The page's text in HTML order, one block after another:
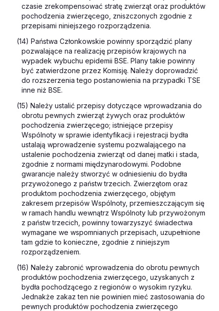
czasie zrekompensować stratę zwierząt oraz produktów
pochodzenia zwierzęcego, zniszczonych zgodnie z
przepisami niniejszego rozporządzenia.
(14) Państwa Członkowskie powinny sporządzić plany
pozwalające na realizację przepisów krajowych na
wypadek wybuchu epidemii BSE. Plany takie powinny
być zatwierdzone przez Komisję. Należy doprowadzić
do rozszerzenia tego postanowienia na przypadki TSE
inne niż BSE.
(15) Należy ustalić przepisy dotyczące wprowadzania do
obrotu pewnych zwierząt żywych oraz produktów
pochodzenia zwierzęcego; istniejące przepisy
Wspólnoty w sprawie identyfikacji i rejestracji bydła
ustalają wprowadzenie systemu pozwalającego na
ustalenie pochodzenia zwierząt od danej matki i stada,
zgodnie z normami międzynarodowymi. Podobne
gwarancje należy stworzyć w odniesieniu do bydła
przywożonego z państw trzecich. Zwierzętom oraz
produktom pochodzenia zwierzęcego, objętym
zakresem przepisów Wspólnoty, przemieszczającym się
w ramach handlu wewnątrz Wspólnoty lub przywożonym
z państw trzecich, powinny towarzyszyć świadectwa
wymagane we wspomnianych przepisach, uzupełnione
tam gdzie to konieczne, zgodnie z niniejszym
rozporządzeniem.
(16) Należy zabronić wprowadzenia do obrotu pewnych
produktów pochodzenia zwierzęcego, uzyskanych z
bydła pochodzącego z regionów o wysokim ryzyku.
Jednakże zakaz ten nie powinien mieć zastosowania do
pewnych produktów pochodzenia zwierzęcego